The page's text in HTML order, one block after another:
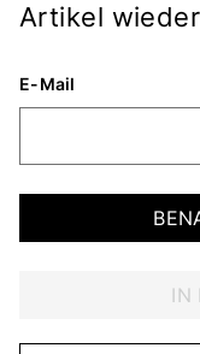
Artikel
E-Mail
IN